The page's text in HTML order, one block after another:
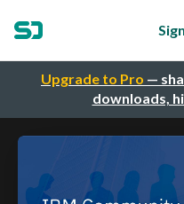
Upgrade to Pro —
downloads,